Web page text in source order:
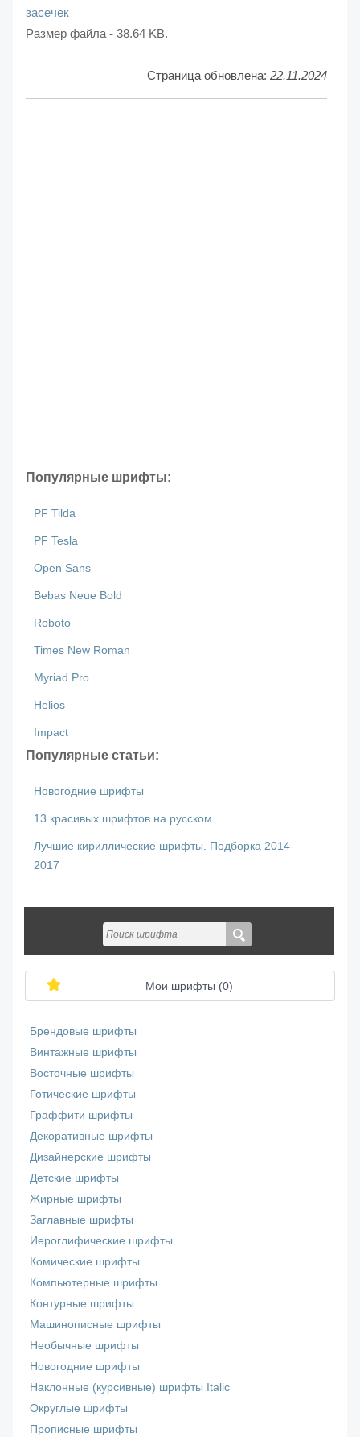
засечек
Размер файла - 38.64 KB.
Страница обновлена: 22.11.2024
Популярные шрифты:
PF Tilda
PF Tesla
Open Sans
Bebas Neue Bold
Roboto
Times New Roman
Myriad Pro
Helios
Impact
Популярные статьи:
Новогодние шрифты
13 красивых шрифтов на русском
Лучшие кириллические шрифты. Подборка 2014-
2017
Мои шрифты (0)
Брендовые шрифты
Винтажные шрифты
Восточные шрифты
Готические шрифты
Граффити шрифты
Декоративные шрифты
Дизайнерские шрифты
Детские шрифты
Жирные шрифты
Заглавные шрифты
Иероглифические шрифты
Комические шрифты
Компьютерные шрифты
Контурные шрифты
Машинописные шрифты
Необычные шрифты
Новогодние шрифты
Наклонные (курсивные) шрифты Italic
Округлые шрифты
Прописные шрифты